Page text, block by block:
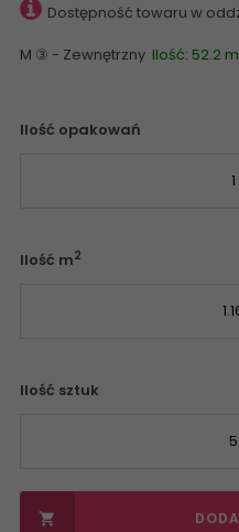
Dostępność towaru w
M ③ - Zewnętrzny Ilość: 52.2 m
Ilość opakowań
Ilość m2
Ilość sztuk
